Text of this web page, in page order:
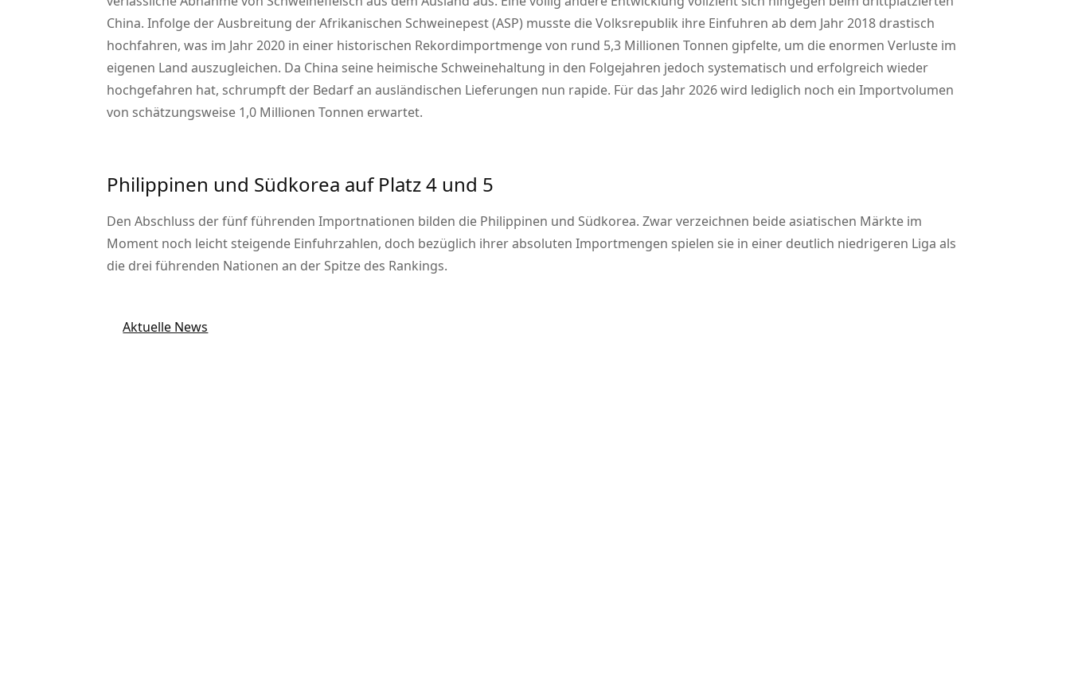
China. Infolge der Ausbreitung der Afrikanischen Schweinepest (ASP) musste die Volksrepublik ihre Einfuhren ab dem Jahr 2018 drastisch
hochfahren, was im Jahr 2020 in einer historischen Rekordimportmenge von rund 5,3 Millionen Tonnen gipfelte, um die enormen Verluste im
eigenen Land auszugleichen. Da China seine heimische Schweinehaltung in den Folgejahren jedoch systematisch und erfolgreich wieder
hochgefahren hat, schrumpft der Bedarf an ausländischen Lieferungen nun rapide. Für das Jahr 2026 wird lediglich noch ein Importvolumen
von schätzungsweise 1,0 Millionen Tonnen erwartet.
Philippinen und Südkorea auf Platz 4 und 5
Den Abschluss der fünf führenden Importnationen bilden die Philippinen und Südkorea. Zwar verzeichnen beide asiatischen Märkte im
Moment noch leicht steigende Einfuhrzahlen, doch bezüglich ihrer absoluten Importmengen spielen sie in einer deutlich niedrigeren Liga als
die drei führenden Nationen an der Spitze des Rankings.
Aktuelle News